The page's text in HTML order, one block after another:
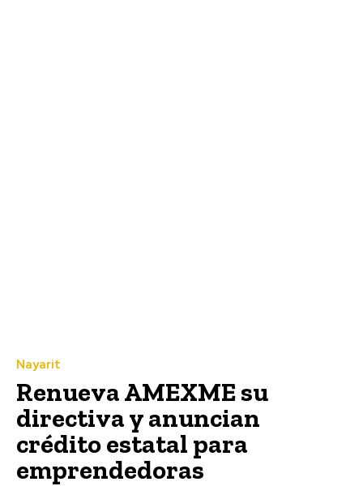
Nayarit
Renueva AMEXME su
directiva y anuncian
crédito estatal para
emprendedoras